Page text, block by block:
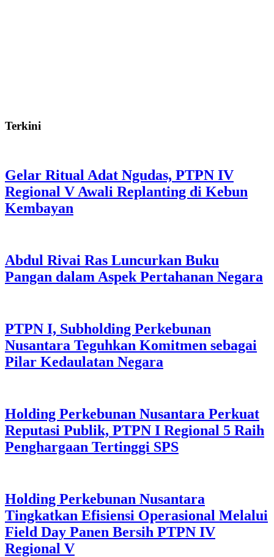
Terkini
Gelar Ritual Adat Ngudas, PTPN IV
Regional V Awali Replanting di Kebun
Kembayan
Abdul Rivai Ras Luncurkan Buku
Pangan dalam Aspek Pertahanan Negara
PTPN I, Subholding Perkebunan
Nusantara Teguhkan Komitmen sebagai
Pilar Kedaulatan Negara
Holding Perkebunan Nusantara Perkuat
Reputasi Publik, PTPN I Regional 5 Raih
Penghargaan Tertinggi SPS
Holding Perkebunan Nusantara
Tingkatkan Efisiensi Operasional Melalui
Field Day Panen Bersih PTPN IV
Regional V